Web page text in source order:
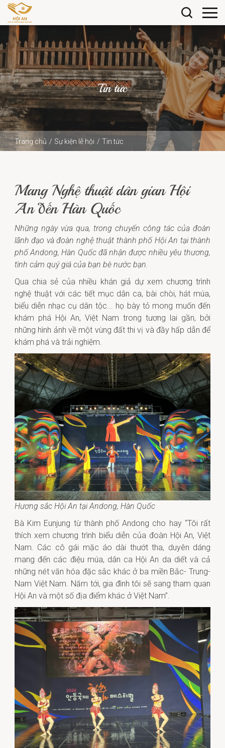
Tin tức
Trang chủ Sự kiện lễ hội
Tin tức
Mang Nghệ thuật dân gian Hội
An đến Hàn Quốc
Những ngày vừa qua, trong chuyến công tác của đoàn
lãnh đạo và đoàn nghệ thuật thành phố Hội An tại thành
phố Andong, Hàn Quốc đã nhận được nhiều yêu thương,
tình cảm quý giá của bạn bè nước bạn.
Qua chia sẻ của nhiều khán giả dự xem chương trình
nghệ thuật với các tiết mục dân ca, bài chòi, hát múa,
biểu diễn nhạc cụ dân tộc... họ bày tỏ mong muốn đến
khám phá Hội An, Việt Nam trong tương lai gần, bởi
những hình ảnh về một vùng đất thi vị và đầy hấp dẫn để
khám phá và trải nghiệm.
Hương sắc Hội An tại Andong, Hàn Quốc
Bà Kim Eunjung từ thành phố Andong cho hay “Tôi rất
thích xem chương trình biểu diễn của đoàn Hội An, Việt
Nam. Các cô gái mặc áo dài thướt tha, duyên dáng
mang đến các điệu múa, dân ca Hội An da diết và cả
những nét văn hóa đặc sắc khác ở ba miền Bắc- Trung-
Nam Việt Nam. Năm tới, gia đình tôi sẽ sang tham quan
Hội An và một số địa điểm khác ở Việt Nam”.